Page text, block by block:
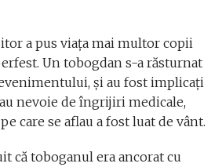
a pus viața mai multor copii
Un tobogdan s-a răsturnat
și au fost implicați
nevoie de îngrijiri medicale,
care se aflau a fost luat de vânt.
că toboganul era ancorat cu